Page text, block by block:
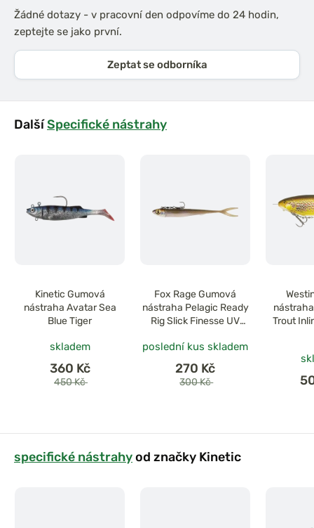
Žádné dotazy - v pracovní den odpovíme do 24 hodin,
zeptejte se jako první.
Zeptat se odborníka
DalšíSpecifické nástrahy
Kinetic Gumová
nástraha Avatar Sea
Blue Tiger
skladem
360 Kč
450 Kč
Fox Rage Gumová
nástraha Pelagic Ready
Rig Slick Finesse UV
poslední kus skladem
270 Kč
300 Kč
Trout
specifické nástrahyod značky Kinetic